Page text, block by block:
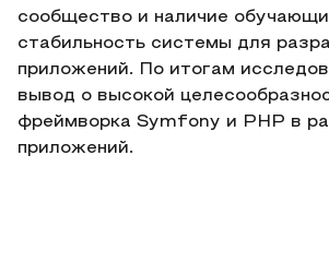
сообщество и наличие
стабильность системы для
приложений. По итогам
вывод о высокой
фреймворка Symfony и PHP в
приложений.